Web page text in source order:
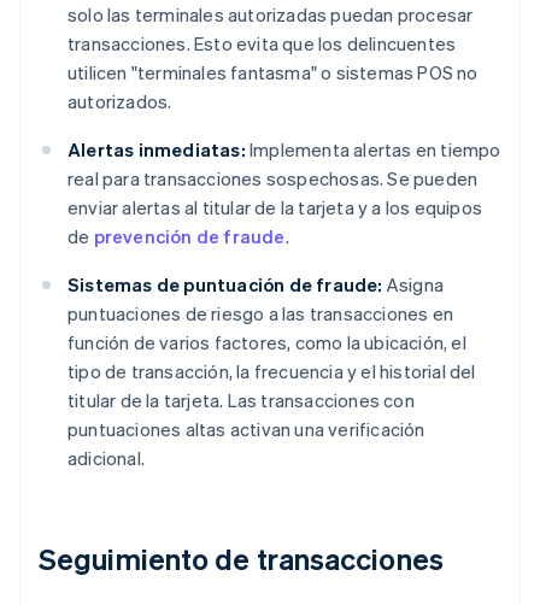
solo las terminales autorizadas puedan procesar
transacciones. Esto evita que los delincuentes
utilicen "terminales fantasma" o sistemas POS no
autorizados.
Alertas inmediatas: Implementa alertas en tiempo
real para transacciones sospechosas. Se pueden
enviar alertas al titular de la tarjeta y a los equipos
de prevención de fraude.
Sistemas de puntuación de fraude: Asigna
puntuaciones de riesgo a las transacciones en
función de varios factores, como la ubicación, el
tipo de transacción, la frecuencia y el historial del
titular de la tarjeta. Las transacciones con
puntuaciones altas activan una verificación
adicional.
Seguimiento de transacciones